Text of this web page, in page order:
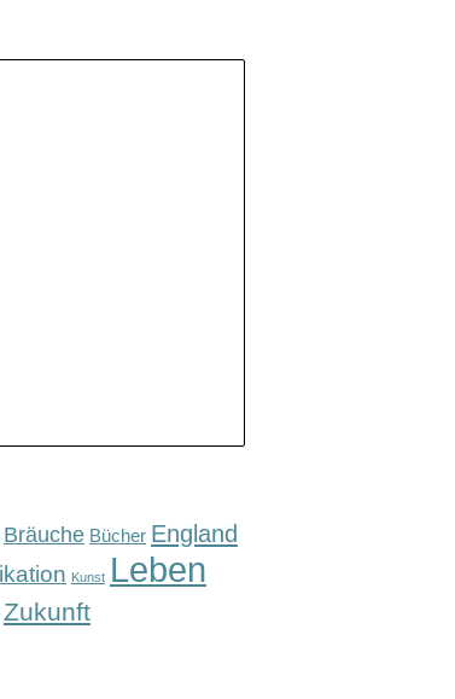
Bräuche Bücher England
Kunst Leben
Zukunft